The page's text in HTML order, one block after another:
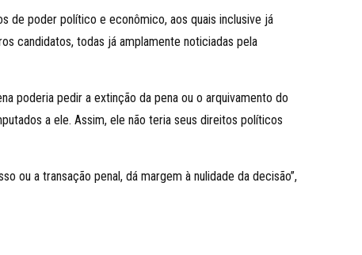
de poder político e econômico, aos quais inclusive já
candidatos, todas já amplamente noticiadas pela
poderia pedir a extinção da pena ou o arquivamento do
a ele. Assim, ele não teria seus direitos políticos
ou a transação penal, dá margem à nulidade da decisão”,